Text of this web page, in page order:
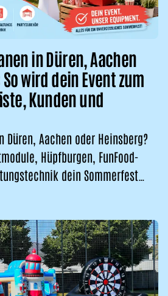
in Düren, Aachen
wird dein Event zum
Kunden und
Aachen oder Heinsberg?
Hüpfburgen, FunFood-
dein Sommerfest